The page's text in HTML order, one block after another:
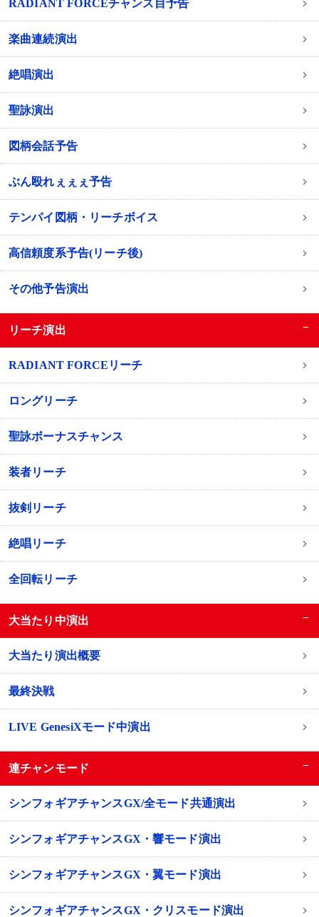
RADIANT FORCEチャンス目予告
楽曲連続演出
絶唱演出
聖詠演出
図柄会話予告
ぶん殴れぇぇぇ予告
テンパイ図柄・リーチボイス
高信頼度系予告(リーチ後)
その他予告演出
リーチ演出 −
RADIANT FORCEリーチ
ロングリーチ
聖詠ボーナスチャンス
装者リーチ
抜剣リーチ
絶唱リーチ
全回転リーチ
大当たり中演出 −
大当たり演出概要
最終決戦
LIVE GenesiXモード中演出
連チャンモード −
シンフォギアチャンスGX/全モード共通演出
シンフォギアチャンスGX・響モード演出
シンフォギアチャンスGX・翼モード演出
シンフォギアチャンスGX・クリスモード演出